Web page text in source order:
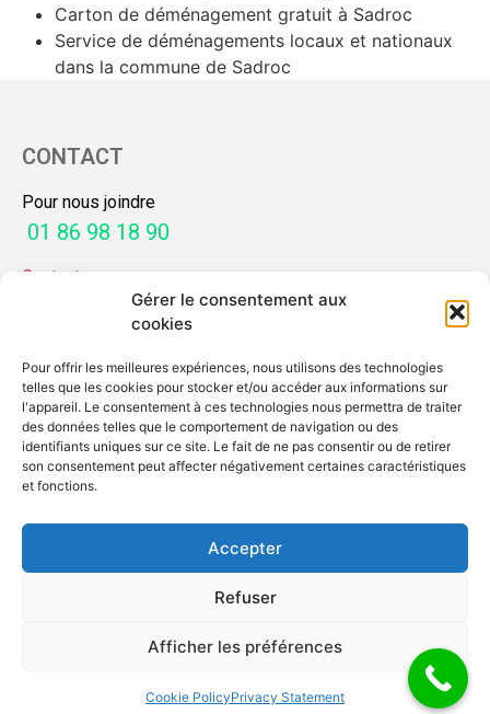
Gérer le consentement aux
cookies
Pour offrir les meilleures expériences, nous utilisons des technologies
telles que les cookies pour stocker et/ou accéder aux informations sur
l'appareil. Le consentement à ces technologies nous permettra de traiter
des données telles que le comportement de navigation ou des
identifiants uniques sur ce site. Le fait de ne pas consentir ou de retirer
son consentement peut affecter négativement certaines caractéristiques
et fonctions.
Accepter
Refuser
Afficher les préférences
Cookie PolicyPrivacy Statement
Carton de déménagement gratuit à Sadroc
Service de déménagements locaux et nationaux
dans la commune de Sadroc
CONTACT
Pour nous joindre
01 86 98 18 90
Contactez-nous
Mon guide déménagement
Demande de devis
MENTIONS
Pour nous joindre